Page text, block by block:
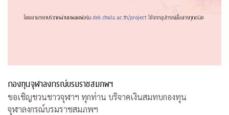
กองทุนจุฬาลงกรณ์บรมราชสมภพฯ
ขอเชิญชวนชาวจุฬาฯ ทุกท่าน บริจาคเงินสมทบกองทุน
จุฬาลงกรณ์บรมราชสมภพฯ